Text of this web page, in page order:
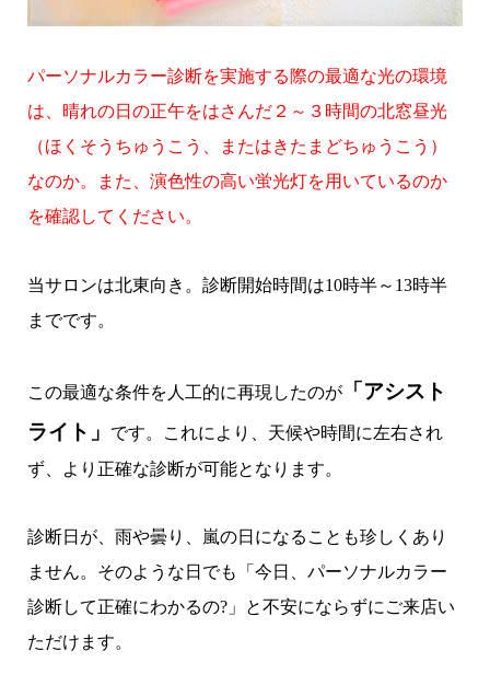
パーソナルカラー診断を実施する際の最適な光の環境
は、晴れの日の正午をはさんだ２～３時間の北窓昼光
（ほくそうちゅうこう、またはきたまどちゅうこう）
なのか。また、演色性の高い蛍光灯を用いているのか
を確認してください。
当サロンは北東向き。診断開始時間は10時半～13時半
までです。
この最適な条件を人工的に再現したのが「アシスト
ライト」
です。これにより、天候や時間に左右され
ず、より正確な診断が可能となります。
診断日が、雨や曇り、嵐の日になることも珍しくあり
ません。そのような日でも「今日、パーソナルカラー
診断して正確にわかるの?」と不安にならずにご来店い
ただけます。